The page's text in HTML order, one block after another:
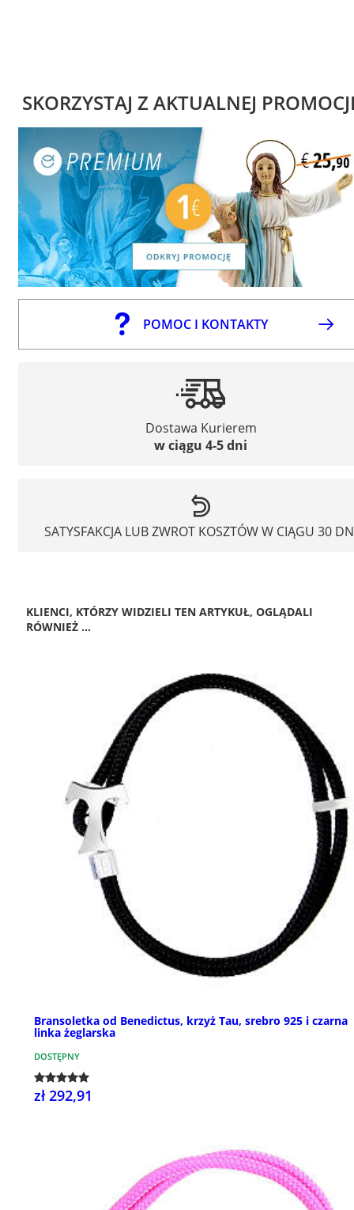
SKORZYSTAJ Z AKTUALNEJ
POMOC I KONTAKTY
Dostawa Kurierem
w ciągu 4-5 dni
SATYSFAKCJA LUB ZWROT KOSZTÓW W CIĄGU 30
KLIENCI, KTÓRZY WIDZIELI TEN ARTYKUŁ, OGLĄDALI
RÓWNIEŻ ...
Bransoletka od Benedictus, krzyż Tau, srebro 925 i czarna
linka żeglarska
DOSTĘPNY
zł 292,91